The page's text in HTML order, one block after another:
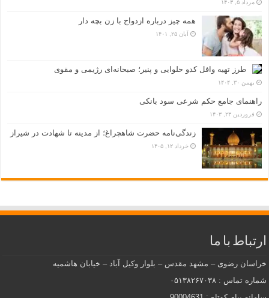
مرداد ۵, ۱۴۰۳
همه چیز درباره ازدواج با زن بچه دار
آبان ۲۵, ۱۴۰۱
طرز تهیه وافل کدو حلوایی و پنیر؛ صبحانه‌ای رژیمی و مقوی
بهمن ۳۰, ۱۴۰۴
راهنمای جامع حکم شرعی سود بانکی
فروردین ۲۳, ۱۴۰۳
زندگی‌نامه حضرت شاهچراغ؛ از مدینه تا شهادت در شیراز
خرداد ۱۲, ۱۴۰۵
ارتباط با ما
خراسان رضوی – مشهد مقدس – بلوار وکیل آباد – خیابان هاشمیه
شماره تماس : ۰۵۱۳۸۲۶۷۰۳۸